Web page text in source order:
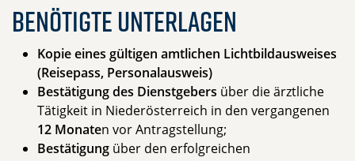
Benötigte Unterlagen
Kopie eines gültigen amtlichen Lichtbildausweises
(Reisepass, Personalausweis)
Bestätigungdes Dienstgebers über die ärztliche
Tätigkeit in Niederösterreich in den vergangenen
12 Monaten vor Antragstellung;
Bestätigung über den erfolgreichen